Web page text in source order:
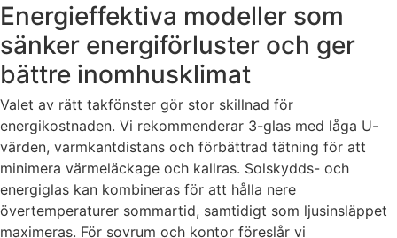
Energieffektiva modeller som
sänker energiförluster och ger
bättre inomhusklimat
Valet av rätt takfönster gör stor skillnad för
energikostnaden. Vi rekommenderar 3-glas med låga U-
värden, varmkantdistans och förbättrad tätning för att
minimera värmeläckage och kallras. Solskydds- och
energiglas kan kombineras för att hålla nere
övertemperaturer sommartid, samtidigt som ljusinsläppet
maximeras. För sovrum och kontor föreslår vi